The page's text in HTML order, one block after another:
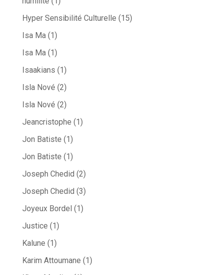
Hyper Sensibilité Culturelle (15)
Isa Ma(1)
Isa Ma(1)
Isaakians (1)
Isla Nové (2)
Isla Nové (2)
Jeancristophe (1)
Jon Batiste (1)
Jon Batiste (1)
Joseph Chedid (2)
Joseph Chedid (3)
Joyeux Bordel (1)
Justice (1)
Kalune (1)
Karim Attoumane (1)